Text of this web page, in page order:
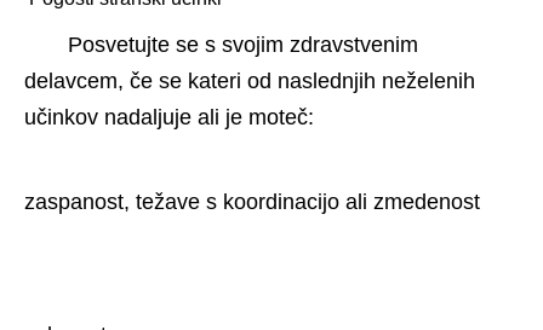
Posvetujte se s svojim zdravstvenim
delavcem, če se kateri od naslednjih neželenih
učinkov nadaljuje ali je moteč:
zaspanost, težave s koordinacijo ali zmedenost